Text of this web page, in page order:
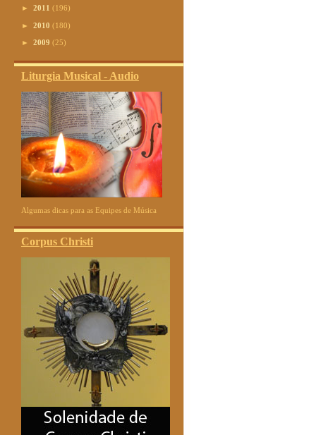
► 2011 (196)
► 2010 (180)
► 2009 (25)
Liturgia Musical - Audio
Algumas dicas para as Equipes de Música
Corpus Christi